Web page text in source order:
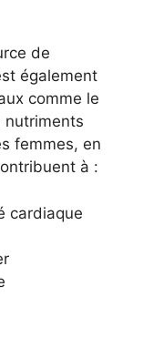
de
également
comme le
nutriments
femmes, en
à :
cardiaque